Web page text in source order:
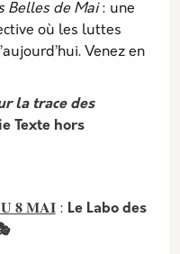
Belles de Mai: une
où les luttes
Venez en
la trace des
Texte hors
𝟖 𝐌𝐀𝐈: Le Labo des